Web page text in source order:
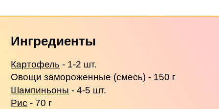
Ингредиенты
Картофель - 1-2 шт.
Овощи замороженные (смесь) - 150 г
Шампиньоны - 4-5 шт.
Рис - 70 г